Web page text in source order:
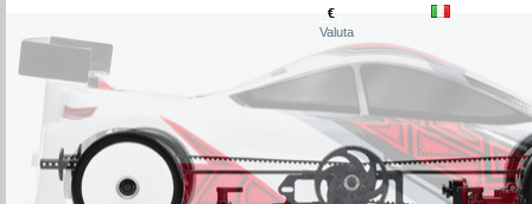
€
Valuta